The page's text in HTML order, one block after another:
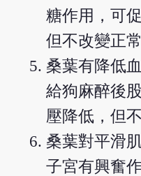
糖作用，可
但不改變正
桑葉有降低
給狗麻醉後
壓降低，但
桑葉對平滑
子宮有興奮